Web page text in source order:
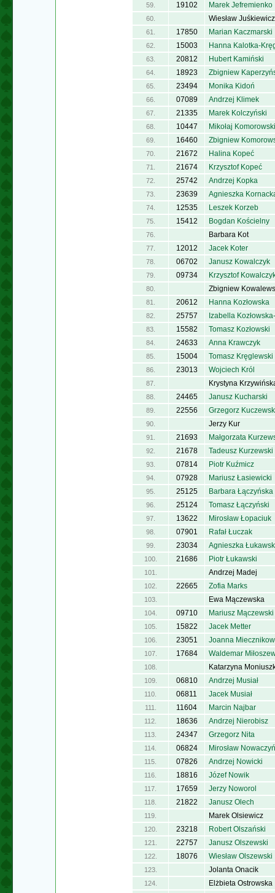
59. 19102 Marek Jefremienko
60. Wiesław Juśkiewicz
61. 17850 Marian Kaczmarski
62. 15003 Hanna Kalotka-
63. 20812 Hubert Kamiński
64. 18923 Zbigniew
65. 23494 Monika Kidoń
66. 07089 Andrzej Klimek
67. 21335 Marek Kolczyński
68. 10447 Mikołaj Komorowski
69. 16460 Zbigniew
70. 21672 Halina Kopeć
71. 21674 Krzysztof Kopeć
72. 25742 Andrzej Kopka
73. 23639 Agnieszka
74. 12535 Leszek Korzeb
75. 15412 Bogdan Kościelny
76. Barbara Kot
77. 12012 Jacek Koter
78. 06702 Janusz Kowalczyk
79. 09734 Krzysztof
80. Zbigniew
81. 20612 Hanna Kozłowska
82. 25757 Izabella
83. 15582 Tomasz Kozłowski
84. 24633 Anna Krawczyk
85. 15004 Tomasz Kręglewski
86. 23013 Wojciech Król
87. Krystyna
88. 24465 Janusz Kucharski
89. 22556 Grzegorz
90. Jerzy Kur
91. 21693 Małgorzata
92. 21678 Tadeusz Kurzewski
93. 07814 Piotr Kuźmicz
94. 07928 Mariusz Łasiewicki
95. 25125 Barbara Łączyńska
96. 25124 Tomasz Łączyński
97. 13622 Mirosław Łopaciuk
98. 07901 Rafał Łuczak
99. 23034 Agnieszka
100. 21686 Piotr Łukawski
101. Andrzej Madej
102. 22665 Zofia Marks
103. Ewa Mączewska
104. 09710 Mariusz Mączewski
105. 15822 Jacek Metter
106. 23051 Joanna
107. 17684 Waldemar
108. Katarzyna
109. 06810 Andrzej Musiał
110. 06811 Jacek Musiał
111. 11604 Marcin Najbar
112. 18636 Andrzej Nierobisz
113. 24347 Grzegorz Nita
114. 06824 Mirosław
115. 07826 Andrzej Nowicki
116. 18816 Józef Nowik
117. 17659 Jerzy Noworol
118. 21822 Janusz Olech
119. Marek Olsiewicz
120. 23218 Robert Olszański
121. 22757 Janusz Olszewski
122. 18076 Wiesław Olszewski
123. Jolanta Onacik
124.
Elżbieta Ostrowska